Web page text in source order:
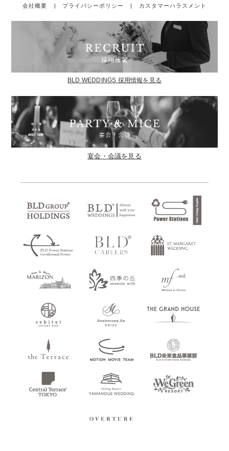
会社概要 | プライバシーポリシー | カスタマーハラスメント
BLD WEDDINGS 採用情報を見る
宴会・会議を見る